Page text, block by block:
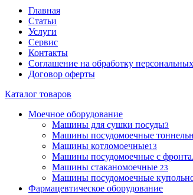
Главная
Статьи
Услуги
Сервис
Контакты
Соглашение на обработку
Договор оферты
Каталог товаров
Моечное оборудование
Машины для сушки посуды3
Машины посудомоечные
Машины котломоечные13
Машины посудомоечные с
Машины стаканомоечные 23
Машины посудомоечные
Фармацевтическое оборудование